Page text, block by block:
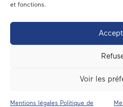
et fonctions.
Voir les
Mentions légales Politique de
Dans les
En
A